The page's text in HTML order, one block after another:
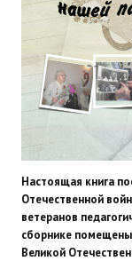
Настоящая книга
Отечественной
ветеранов
сборнике помещены
Великой